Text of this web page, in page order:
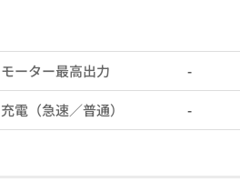
モーター最高出力 -
充電（急速／普通） -